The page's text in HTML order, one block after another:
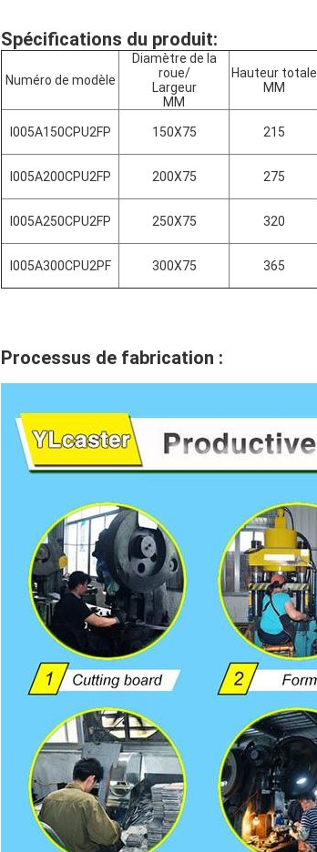
Spécifications du produit:
Numéro de modèle
Diamètre de la
roue/
Largeur
MM
Hauteur totale
MM
I005A150CPU2FP 150X75 215
I005A200CPU2FP 200X75 275
I005A250CPU2FP 250X75 320
I005A300CPU2PF 300X75 365
Processus de fabrication :